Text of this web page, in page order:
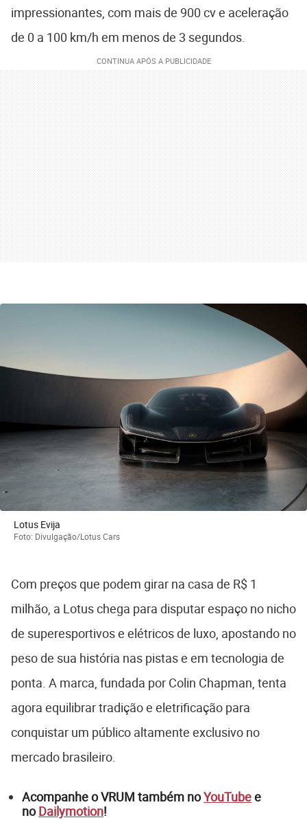
impressionantes, com mais de 900 cv e aceleração
de 0 a 100 km/h em menos de 3 segundos.
Lotus Evija
Foto: Divulgação/Lotus Cars
Com preços que podem girar na casa de R$ 1
milhão, a Lotus chega para disputar espaço no nicho
de superesportivos e elétricos de luxo, apostando no
peso de sua história nas pistas e em tecnologia de
ponta. A marca, fundada por Colin Chapman , tenta
agora equilibrar tradição e eletrificação para
conquistar um público altamente exclusivo no
mercado brasileiro.
Acompanhe o VRUM também noYouTubee
noDailymotion!